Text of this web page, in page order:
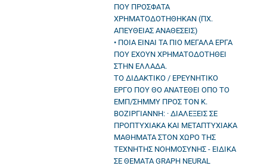
ΠΟΥ ΠΡΟΣΦΑΤΑ
ΧΡΗΜΑΤΟΔΟΤΗΘΗΚΑΝ (ΠΧ.
ΑΠΕΥΘΕΙΑΣ ΑΝΑΘΕΣΕΙΣ)
• ΠΟΙΑ ΕΙΝΑΙ ΤΑ ΠΙΟ ΜΕΓΑΛΑ ΕΡΓΑ
ΠΟΥ ΕΧΟΥΝ ΧΡΗΜΑΤΟΔΟΤΗΘΕΙ
ΣΤΗΝ ΕΛΛΑΔΑ.
ΤΟ ΔΙΔΑΚΤΙΚΟ / ΕΡΕΥΝΗΤΙΚΟ
ΕΡΓΟ ΠΟΥ ΘΟ ΑΝΑΤΕΘΕΙ ΟΠΟ ΤΟ
ΕΜΠ/ΣΗΜΜΥ ΠΡΟΣ ΤΟΝ Κ.
ΒΟΖΙΡΓΙΑΝΝΗ: · ΔΙΑΛΕΞΕΙΣ ΣΕ
ΠΡΟΠΤΥΧΙΑΚΑ ΚΑΙ ΜΕΤΑΠΤΥΧΙΑΚΑ
ΜΑΘΗΜΑΤΑ ΣΤΟΝ ΧΩΡΟ ΤΗΣ
ΤΕΧΝΗΤΗΣ ΝΟΗΜΟΣΥΝΗΣ - ΕΙΔΙΚΑ
ΣΕ ΘΕΜΑΤΑ GRAPH NEURAL